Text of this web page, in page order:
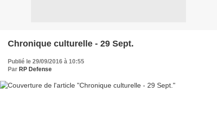
Chronique culturelle - 29 Sept.
Publié le 29/09/2016 à 10:55
Par RP Defense